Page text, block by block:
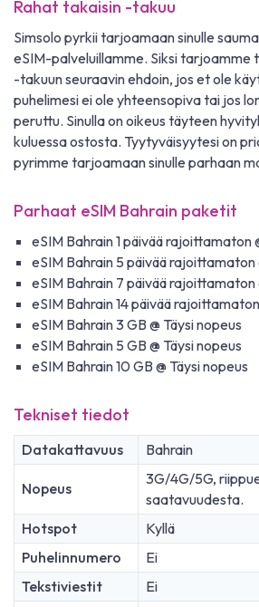
Rahat takaisin -takuu
Simsolo pyrkii tarjoamaan sinulle
eSIM-palveluillamme. Siksi tarjoamme
-takuun seuraavin ehdoin, jos et ole
puhelimesi ei ole yhteensopiva tai jos
peruttu. Sinulla on oikeus täyteen
kuluessa ostosta. Tyytyväisyytesi on
pyrimme tarjoamaan sinulle parhaan
Parhaat eSIM Bahrain paketit
eSIM Bahrain 1 päivää rajoittamaton
eSIM Bahrain 5 päivää rajoittamaton
eSIM Bahrain 7 päivää rajoittamaton
eSIM Bahrain 14 päivää
eSIM Bahrain 3 GB @ Täysi nopeus
eSIM Bahrain 5 GB @ Täysi nopeus
eSIM Bahrain 10 GB @ Täysi nopeus
Tekniset tiedot
Datakattavuus Bahrain
Nopeus
3G/4G/5G,
saatavuudesta.
Hotspot
Kyllä
Puhelinnumero
Ei
Tekstiviestit
Ei